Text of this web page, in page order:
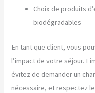
Choix de produits
biodégradables
En tant que client, vous
l’impact de votre séjour.
évitez de demander un
nécessaire, et respectez